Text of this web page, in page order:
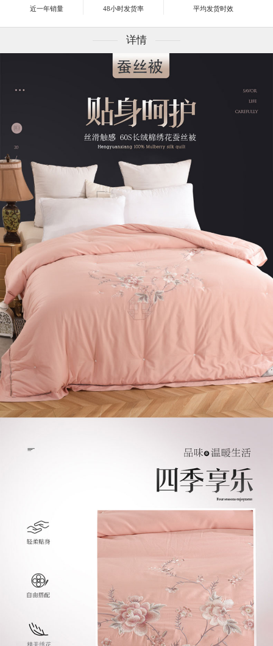
近一年销量 48小时发货率 平均发货时效
详情